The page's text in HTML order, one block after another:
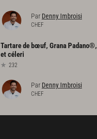
Par Denny Imbroisi
CHEF
Tartarede bœuf, Grana Padano®,
etcéleri
232
Par Denny Imbroisi
CHEF